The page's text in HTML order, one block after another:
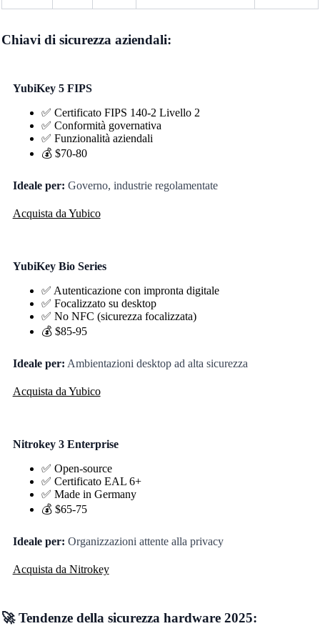
Chiavi di sicurezza aziendali:
YubiKey 5 FIPS
✅ Certificato FIPS 140-2 Livello 2
✅ Conformità governativa
✅ Funzionalità aziendali
💰 $70-80
Ideale per: Governo, industrie regolamentate
Acquista da Yubico
YubiKey Bio Series
✅ Autenticazione con impronta digitale
✅ Focalizzato su desktop
✅ No NFC (sicurezza focalizzata)
💰 $85-95
Ideale per: Ambientazioni desktop ad alta sicurezza
Acquista da Yubico
Nitrokey 3 Enterprise
✅ Open-source
✅ Certificato EAL 6+
✅ Made in Germany
💰 $65-75
Ideale per: Organizzazioni attente alla privacy
Acquista da Nitrokey
🚀 Tendenze della sicurezza hardware 2025: